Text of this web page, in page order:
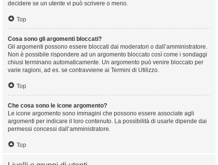
decidere se un utente vi può scrivere o meno.
Top
Cosa sono gli argomenti bloccati?
Gli argomenti possono essere bloccati dai moderatori o dall’amministratore.
Non è possibile rispondere ad un argomento bloccato così come i sondaggi
chiusi terminano automaticamente. Un argomento può venire bloccato per
varie ragioni, ad es. se contravviene ai Termini di Utilizzo.
Top
Che cosa sono le icone argomento?
Le icone argomento sono immagini che possono essere associate agli
argomenti per indicare il loro contenuto. La possibilità di usarle dipende dai
permessi concessi dall’amministratore.
Top